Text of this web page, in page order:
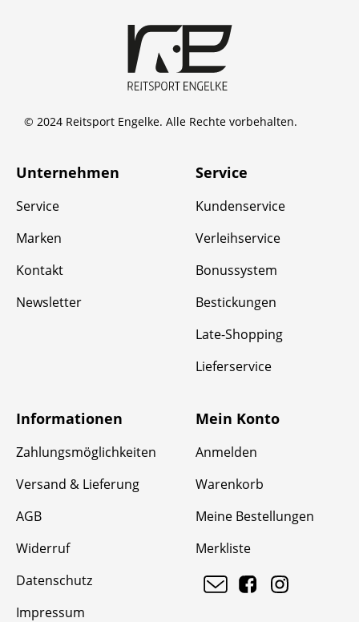
© 2024 Reitsport Engelke. Alle Rechte vorbehalten.
Unternehmen
Service
Marken
Kontakt
Newsletter
Service
Kundenservice
Verleihservice
Bonussystem
Bestickungen
Late-Shopping
Lieferservice
Informationen
Zahlungsmöglichkeiten
Versand & Lieferung
AGB
Widerruf
Datenschutz
Impressum
Mein Konto
Anmelden
Warenkorb
Meine Bestellungen
Merkliste